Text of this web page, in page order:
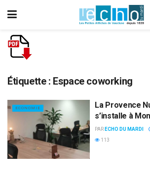
Étiquette : Espace coworking
ECONOMIE
La Provence
s’installe à
PAR ECHO DU MARDI
113